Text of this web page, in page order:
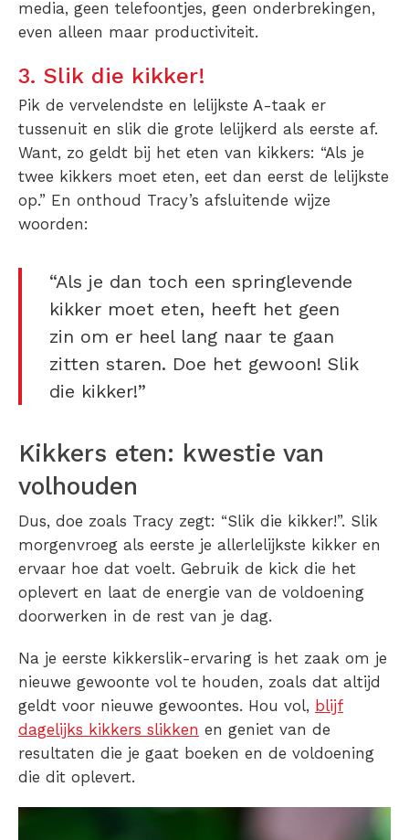
media, geen telefoontjes, geen onderbrekingen,
even alleen maar productiviteit.
3. Slik die kikker!
Pik de vervelendste en lelijkste A-taak er
tussenuit en slik die grote lelijkerd als eerste af.
Want, zo geldt bij het eten van kikkers: “Als je
twee kikkers moet eten, eet dan eerst de lelijkste
op.” En onthoud Tracy’s afsluitende wijze
woorden:
“Als je dan toch een springlevende
kikker moet eten, heeft het geen
zin om er heel lang naar te gaan
zitten staren. Doe het gewoon! Slik
die kikker!”
Kikkers eten: kwestie van
volhouden
Dus, doe zoals Tracy zegt: “Slik die kikker!”. Slik
morgenvroeg als eerste je allerlelijkste kikker en
ervaar hoe dat voelt. Gebruik de kick die het
oplevert en laat de energie van de voldoening
doorwerken in de rest van je dag.
Na je eerste kikkerslik-ervaring is het zaak om je
nieuwe gewoonte vol te houden, zoals dat altijd
geldt voor nieuwe gewoontes. Hou vol, blijf
dagelijks kikkers slikken en geniet van de
resultaten die je gaat boeken en de voldoening
die dit oplevert.